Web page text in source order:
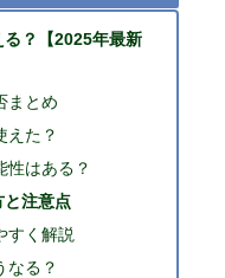
？【2025年最新
まとめ
えた？
性はある？
と注意点
すく解説
なる？